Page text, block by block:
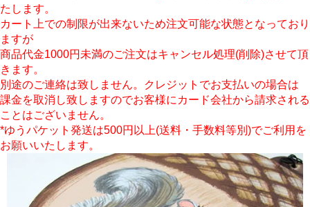
たします。
カート上での制限が出来ないため注文可能な状態となっており
ますが
商品代金1000円未満のご注文はキャンセル処理(削除)させて頂
きます。
別途のご連絡は致しません。クレジットでお支払いの場合は
課金を取消し致しますのでお客様にカード会社から請求される
ことはございません。
*ゆうパケット発送は500円以上(送料・手数料等別)でご利用を
お願いいたします。